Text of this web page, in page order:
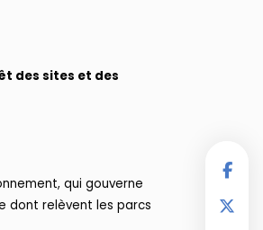
des sites et des
qui gouverne
dont relèvent les parcs